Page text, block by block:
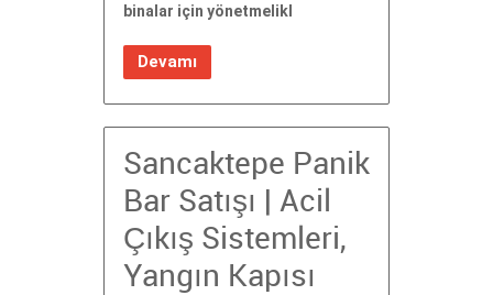
binalar için yönetmelikl
Devamı
Sancaktepe Panik
Bar Satışı | Acil
Çıkış Sistemleri,
Yangın Kapısı